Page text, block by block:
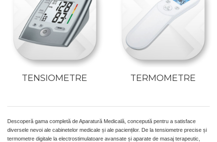
TENSIOMETRE TERMOMETRE
Descoperă gama completă de Aparatură Medicală, concepută pentru a satisface
diversele nevoi ale cabinetelor medicale și ale pacienților. De la tensiometre precise și
termometre digitale la electrostimulatoare avansate și aparate de masaj terapeutic,